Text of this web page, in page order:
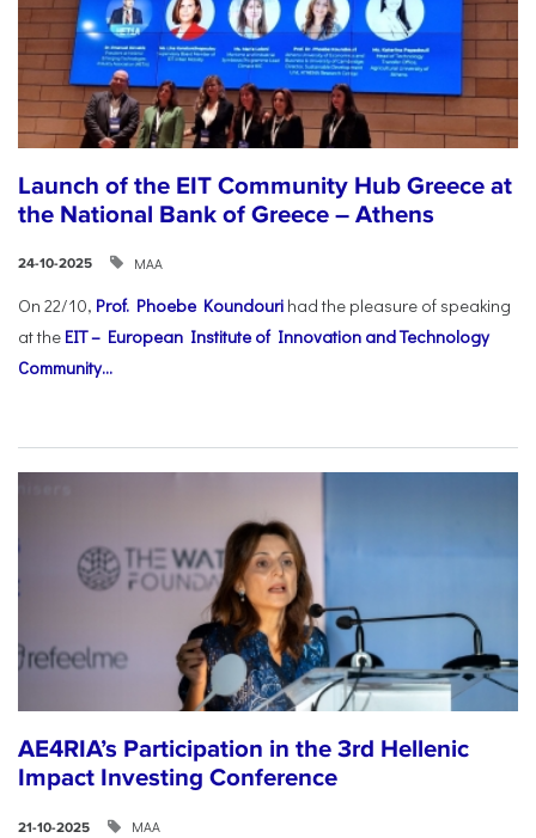
Launch of the EIT Community Hub Greece at
the National Bank of Greece – Athens
24-10-2025 ΜΑΑ
On 22/10, Prof. Phoebe Koundouri had the pleasure of speaking
at the EIT – European Institute of Innovation and Technology
Community...
AE4RIA’s Participation in the 3rd Hellenic
Impact Investing Conference
21-10-2025 ΜΑΑ